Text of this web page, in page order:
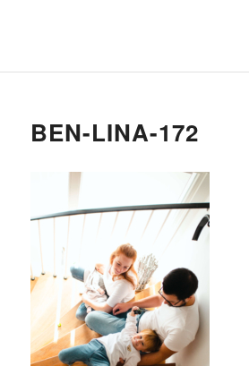
BEN-LINA-172